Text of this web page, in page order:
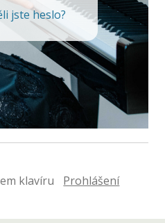
jste heslo?
klavíru Prohlášení